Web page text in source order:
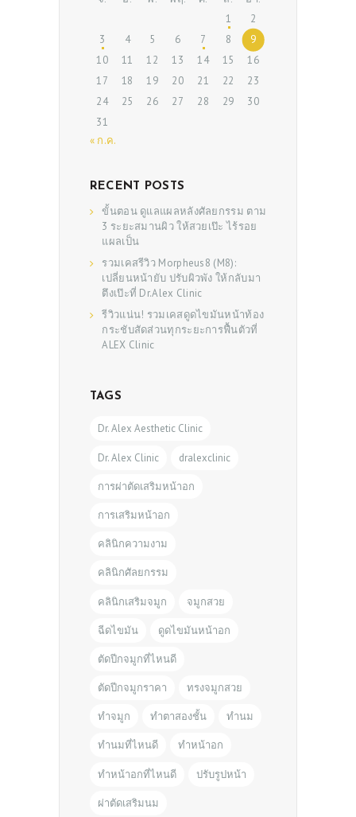
BEAUTY TIPS
PRE & POST CAUTIONS
CONSULT & RESERVATION
1
2
3
4 5 6 7 8
9
10
11 12 13 14 15
16
17
18 19 20 21 22
23
24
25 26 27 28 29
30
31
« ก.ค.
RECENT POSTS
ขั้นตอน ดูแลแผลหลังศัลยกรรม ตาม
3 ระยะสมานผิว ให้สวยเป๊ะ ไร้รอย
แผลเป็น
รวมเคสรีวิว Morpheus8 (M8):
เปลี่ยนหน้ายับ ปรับผิวพัง ให้กลับมา
ตึงเป๊ะที่ Dr.Alex Clinic
รีวิวแน่น! รวมเคสดูดไขมันหน้าท้อง
กระชับสัดส่วนทุกระยะการฟื้นตัวที่
ALEX Clinic
TAGS
Dr. Alex Aesthetic Clinic
Dr. Alex Clinic dralexclinic
การผ่าตัดเสริมหน้าอก
การเสริมหน้าอก
คลินิกความงาม
คลินิกศัลยกรรม
คลินิกเสริมจมูก จมูกสวย
ฉีดไขมัน ดูดไขมันหน้าอก
ตัดปีกจมูกที่ไหนดี
ตัดปีกจมูกราคา ทรงจมูกสวย
ทำจมูก ทำตาสองชั้น ทำนม
ทำนมที่ไหนดี ทำหน้าอก
ทำหน้าอกที่ไหนดี ปรับรูปหน้า
ผ่าตัดเสริมนม